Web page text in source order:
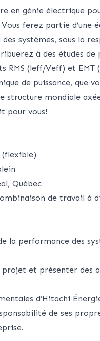
en génie électrique
ferez partie d’une
systèmes, sous la
à des études
RMS (leff/Veff) et
de puissance, que
structure mondiale
pour vous!
(flexible)
Québec
de travail à
la performance des
et présenter des
d’Hitachi
de ses